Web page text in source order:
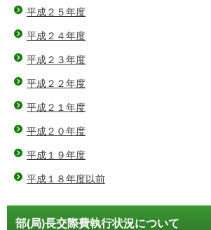
平成２５年度
平成２４年度
平成２３年度
平成２２年度
平成２１年度
平成２０年度
平成１９年度
平成１８年度以前
部(局)長交際費執行状況について